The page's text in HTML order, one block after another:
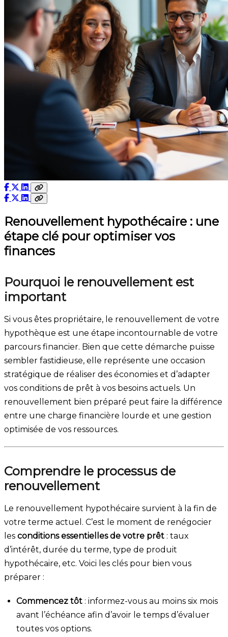
Renouvellement hypothécaire : une
étape clé pour optimiser vos
finances
Pourquoi le renouvellement est
important
Si vous êtes propriétaire, le renouvellement de votre
hypothèque est une étape incontournable de votre
parcours financier. Bien que cette démarche puisse
sembler fastidieuse, elle représente une occasion
stratégique de réaliser des économies et d’adapter
vos conditions de prêt à vos besoins actuels. Un
renouvellement bien préparé peut faire la différence
entre une charge financière lourde et une gestion
optimisée de vos ressources.
Comprendre le processus de
renouvellement
Le renouvellement hypothécaire survient à la fin de
votre terme actuel. C’est le moment de renégocier
les conditions essentielles de votre prêt : taux
d’intérêt, durée du terme, type de produit
hypothécaire, etc. Voici les clés pour bien vous
préparer :
Commencez tôt : informez-vous au moins six mois
avant l’échéance afin d’avoir le temps d’évaluer
toutes vos options.